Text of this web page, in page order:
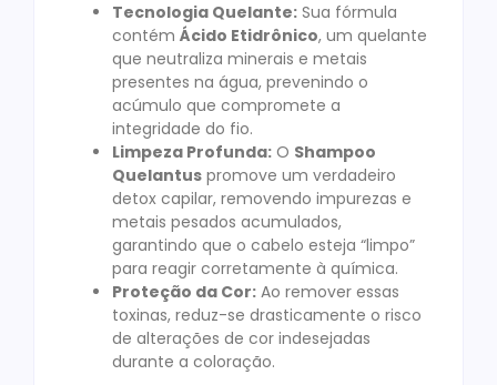
Tecnologia Quelante: Sua fórmula
contém Ácido Etidrônico, um quelante
que neutraliza minerais e metais
presentes na água, prevenindo o
acúmulo que compromete a
integridade do fio.
Limpeza Profunda: O Shampoo
Quelantus promove um verdadeiro
detox capilar, removendo impurezas e
metais pesados acumulados,
garantindo que o cabelo esteja “limpo”
para reagir corretamente à química.
Proteção da Cor: Ao remover essas
toxinas, reduz-se drasticamente o risco
de alterações de cor indesejadas
durante a coloração.